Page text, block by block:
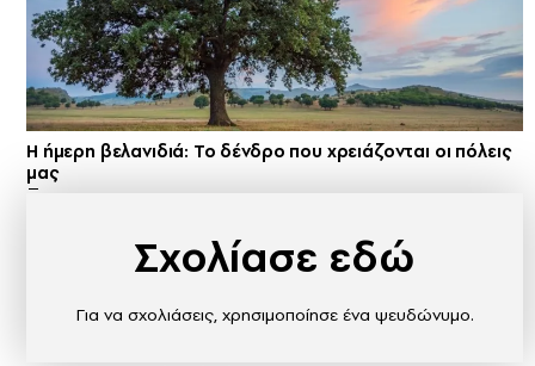
Η ήμερη βελανιδιά: Το δένδρο που χρειάζονται οι πόλεις
μας
Σχολίασε εδώ
Για να σχολιάσεις, χρησιμοποίησε ένα ψευδώνυμο.